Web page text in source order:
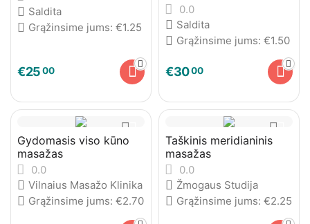
Saldita
Grąžinsime jums: €1.25
€2500
0.0
Saldita
Grąžinsime jums: €1.50
€3000
Gydomasis viso kūno
masažas
0.0
Vilnaius Masažo Klinika
Grąžinsime jums: €2.70
Taškinis meridianinis
masažas
0.0
Žmogaus Studija
Grąžinsime jums: €2.25